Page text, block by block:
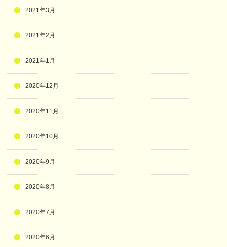
2021年3月
2021年2月
2021年1月
2020年12月
2020年11月
2020年10月
2020年9月
2020年8月
2020年7月
2020年6月